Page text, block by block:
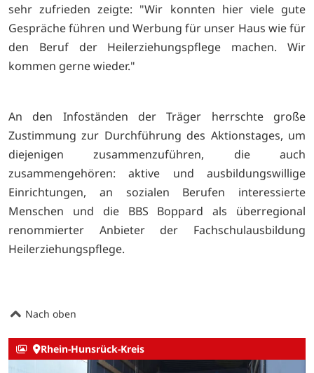
sehr zufrieden zeigte: "Wir konnten hier viele gute
Gespräche führen und Werbung für unser Haus wie für
den Beruf der Heilerziehungspflege machen. Wir
kommen gerne wieder."
An den Infoständen der Träger herrschte große
Zustimmung zur Durchführung des Aktionstages, um
diejenigen zusammenzuführen, die auch
zusammengehören: aktive und ausbildungswillige
Einrichtungen, an sozialen Berufen interessierte
Menschen und die BBS Boppard als überregional
renommierter Anbieter der Fachschulausbildung
Heilerziehungspflege.
Nach oben
Rhein-Hunsrück-Kreis